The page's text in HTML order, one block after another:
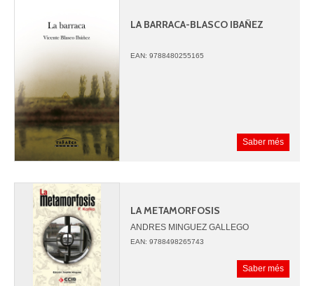
LA BARRACA-BLASCO IBAÑEZ
EAN: 9788480255165
Saber més
LA METAMORFOSIS
ANDRES MINGUEZ GALLEGO
EAN: 9788498265743
Saber més